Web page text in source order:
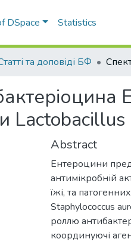
DSpace Statistics
та доповіді БФ
Lactobacillus
Abstract
Ентероцини
антимікробній
їжі, та
Staphylococcus
роллю
координуючі